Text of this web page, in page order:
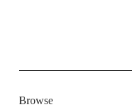
Browse